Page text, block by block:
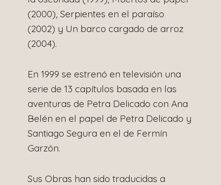
(2000), Serpientes en el paraíso
(2002) y Un barco cargado de arroz
(2004).
En 1999 se estrenó en televisión una
serie de 13 capítulos basada en las
aventuras de Petra Delicado con Ana
Belén en el papel de Petra Delicado y
Santiago Segura en el de Fermín
Garzón.
Sus Obras han sido traducidas a